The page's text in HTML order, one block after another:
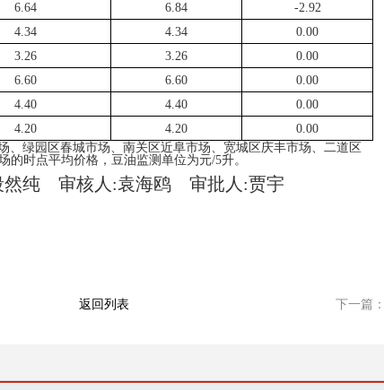
6.64 6.84
-2.92
4.34 4.34
0.00
3.26 3.26
0.00
6.60 6.60
0.00
4.40 4.40
0.00
4.20 4.20
0.00
、绿园区春城市场、南关区近阜市场、宽城区庆丰市场、二道区
的时点平均价格，豆油监测单位为元/5升。
然纯 审核人:袁海鸥 审批人:贾宇
返回列表 下一篇：